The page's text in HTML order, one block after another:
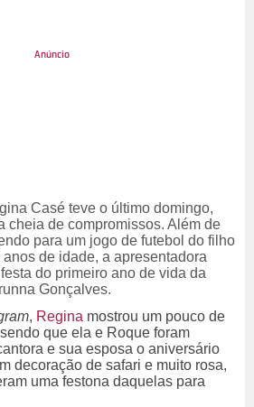
Casé teve o último domingo,
cheia de compromissos. Além de
para um jogo de futebol do filho
de idade, a apresentadora
do primeiro ano de vida da
Gonçalves.
, Regina mostrou um pouco de
que ela e Roque foram
e sua esposa o aniversário
decoração de safari e muito rosa,
uma festona daquelas para